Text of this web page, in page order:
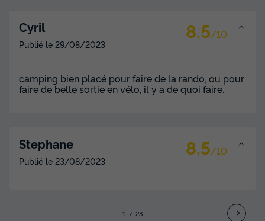
Cyril 8.5/10
Publié le 29/08/2023
camping bien placé pour faire de la rando, ou pour
faire de belle sortie en vélo, il y a de quoi faire.
Stephane 8.5/10
Publié le 23/08/2023
1 23